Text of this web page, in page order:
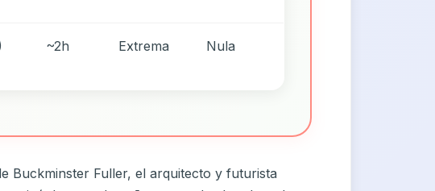
~2h Extrema Nula
Buckminster Fuller, el arquitecto y futurista